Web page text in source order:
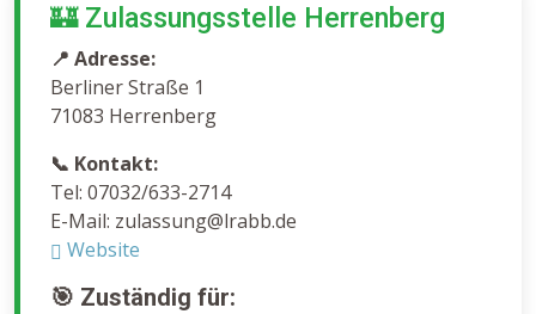
🏰 Zulassungsstelle Herrenberg
📍 Adresse:
Berliner Straße 1
71083 Herrenberg
📞 Kontakt:
Tel: 07032/633-2714
E-Mail: zulassung@lrabb.de
Website
🎯 Zuständig für: